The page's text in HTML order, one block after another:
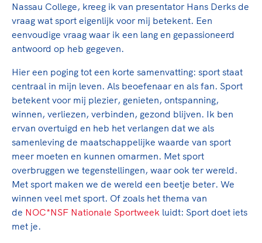
Nieuwspagina
Columns
Sport gaat niet vanzelf
Sport verenigt. Op sportclubs, pleintjes, tijdens
een rondje fietsen, door samen te skaten of naar
de sportschool te gaan. Door samen te juichen
voor Sifan Hassan, Rico Verhoeven, Diede de
Groot en het Nederlands Elftal. Of met trots te
genieten van de karatewedstrijd van je dochter,
de halve marathon van je moeder of de
hockeywedstrijd van je buurjongen.
Clubacties
Handboek Wet- en Regelgeving
Opleidingen en trainingen
High5 Stappenplan
Ruimte voor sport
Clubondersteuning
Beroepskrachten
Samen voor een veilige
sportomgeving
Voor welk gedrag staat de club? Wat mag wel
langs de lijn, in de kleedkamer, kantine en online?
Topsportbeleid
Topsportfinanciering
Maatschappelijke waarde topsport
Top teamsportcompetities
De TeamNL Academie
De TeamNL Academie biedt een leer- en
ontwikkelprogramma voor de volgende functies
binnen TeamNL programma's: experts, coaches,
bestuurders, (technisch) directeuren, managers en
toekomstig kader.
Lees verder
Nassau College, kreeg ik van presentator Hans Derks de
vraag wat sport eigenlijk voor mij betekent. Een
eenvoudige vraag waar ik een lang en gepassioneerd
antwoord op heb gegeven.
Hier een poging tot een korte samenvatting: sport staat
centraal in mijn leven. Als beoefenaar en als fan. Sport
betekent voor mij plezier, genieten, ontspanning,
winnen, verliezen, verbinden, gezond blijven. Ik ben
ervan overtuigd en heb het verlangen dat we als
samenleving de maatschappelijke waarde van sport
meer moeten en kunnen omarmen. Met sport
overbruggen we tegenstellingen, waar ook ter wereld.
Met sport maken we de wereld een beetje beter. We
winnen veel met sport. Of zoals het thema van
de NOC*NSF Nationale Sportweek luidt: Sport doet iets
met je.